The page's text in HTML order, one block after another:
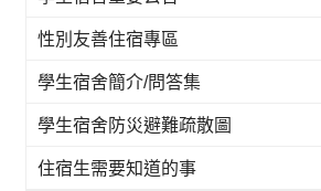
性別友善住宿專區
學生宿舍簡介/問答集
學生宿舍防災避難疏散圖
住宿生需要知道的事